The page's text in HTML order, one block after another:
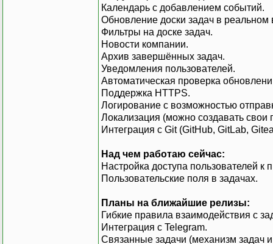
Календарь с добавлением событий.
Обновление доски задач в реальном
Фильтры на доске задач.
Новости компании.
Архив завершённых задач.
Уведомления пользователей.
Автоматическая проверка
Поддержка HTTPS.
Логирование с возможностью
Локализация (можно создавать свои
Интеграция с Git (GitHub, GitLab,
Над чем работаю сейчас:
Настройка доступа пользователей к
Пользовательские поля в задачах.
Планы на ближайшие релизы:
Гибкие правила взаимодействия с
Интеграция с Telegram.
Связанные задачи (механизм задач